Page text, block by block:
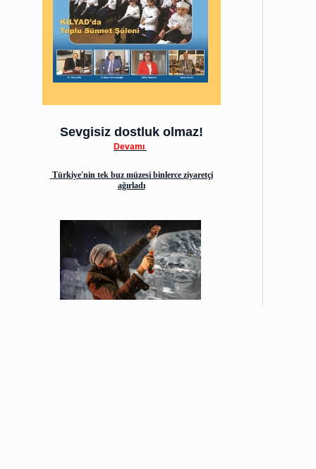
Sevgisiz dostluk olmaz!
Devamı
Türkiye'nin tek buz müzesi binlerce ziyaretçi
ağırladı